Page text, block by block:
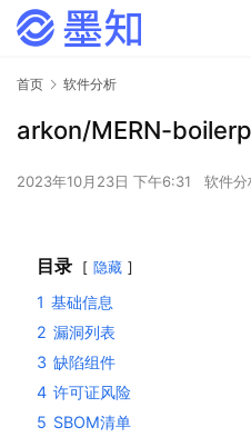
首页 软件分析
arkon/MERN-
2023年10月23日 下午6:31 软件分
目录 隐藏
1 基础信息
2 漏洞列表
3 缺陷组件
4 许可证风险
5 SBOM清单